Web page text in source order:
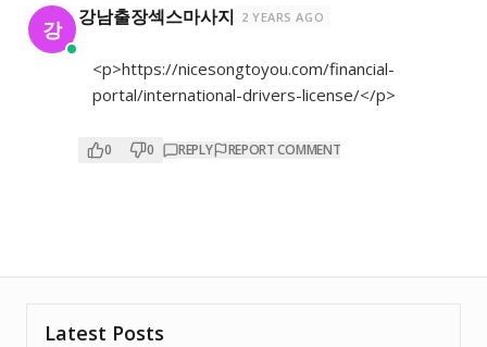
강 강남출장섹스마사지 2 YEARS AGO
<p>https://nicesongtoyou.com/financial-
portal/international-drivers-license/</p>
0 0 REPLY REPORT COMMENT
Latest Posts